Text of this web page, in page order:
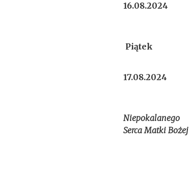
16.08.2024
Piątek
17.08.2024
Niepokalanego
Serca Matki Bożej